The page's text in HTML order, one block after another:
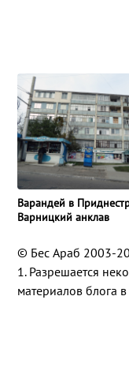
Варандей в
Варницкий анклав
© Бес Араб 2003-
1. Разрешается
материалов блога